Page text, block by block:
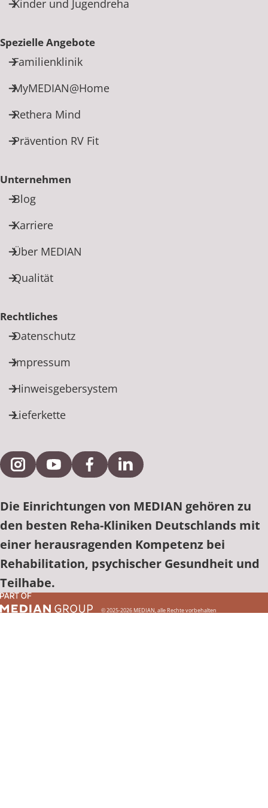
Kinder und Jugendreha
Spezielle Angebote
Familienklinik
MyMEDIAN@Home
Rethera Mind
Prävention RV Fit
Unternehmen
Blog
Karriere
Über MEDIAN
Qualität
Rechtliches
Datenschutz
Impressum
Hinweisgebersystem
Lieferkette
Externe Verlinkung zu Instagram
Externe Verlinkung zu YouTube
Externe Verlinkung zu Facebook
Externe Verlinkung zu
Die Einrichtungen von MEDIAN gehören zu
den besten Reha-Kliniken Deutschlands mit
einer herausragenden Kompetenz bei
Rehabilitation, psychischer Gesundheit und
Teilhabe.
© 2025-2026 MEDIAN, alle Rechte vorbehalten